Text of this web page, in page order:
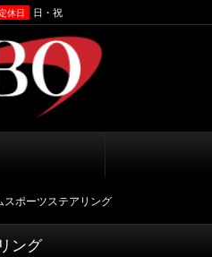
休日 日・祝
スポーツステアリング
ング